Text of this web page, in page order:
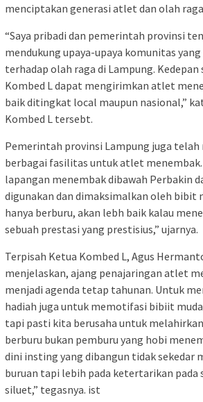
menciptakan generasi atlet dan olah
“Saya pribadi dan pemerintah provinsi
mendukung upaya-upaya komunitas
terhadap olah raga di Lampung. Kedepan
Kombed L dapat mengirimkan atlet
baik ditingkat local maupun nasional,”
Kombed L tersebt.
Pemerintah provinsi Lampung juga telah
berbagai fasilitas untuk atlet menembak.
lapangan menembak dibawah Perbakin
digunakan dan dimaksimalkan oleh bibit
hanya berburu, akan lebh baik kalau
sebuah prestasi yang prestisius,” ujarnya.
Terpisah Ketua Kombed L, Agus
menjelaskan, ajang penajaringan atlet
menjadi agenda tetap tahunan. Untuk
hadiah juga untuk memotifasi bibiit
tapi pasti kita berusaha untuk
berburu bukan pemburu yang hobi
dini insting yang dibangun tidak sekedar
buruan tapi lebih pada ketertarikan pada
siluet,” tegasnya. ist